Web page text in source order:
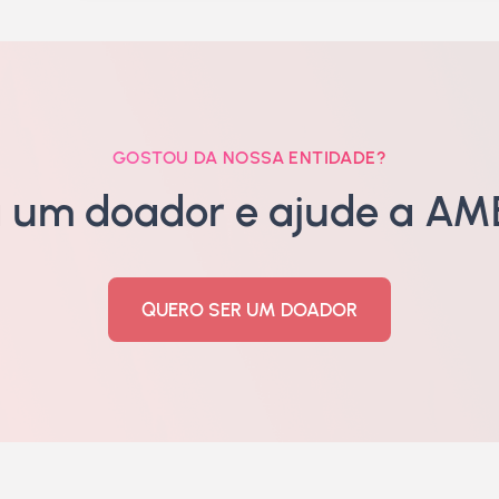
GOSTOU DA NOSSA ENTIDADE?
um doador e ajude a
QUERO SER UM DOADOR